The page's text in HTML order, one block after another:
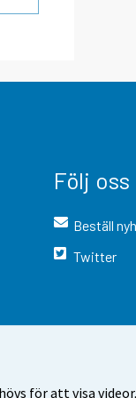
för att visa
Följ oss
Beställ
Twitter